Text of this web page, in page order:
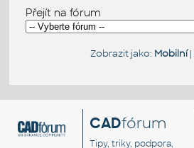
Přejít na fórum
Zobrazit jako: Mobilní|
CADfórum
Tipy, triky, podpora,